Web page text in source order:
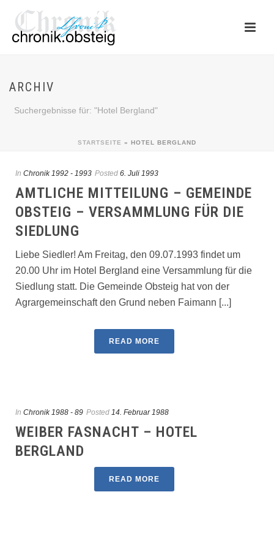
ARCHIV
Suchergebnisse für: "Hotel Bergland"
STARTSEITE » HOTEL BERGLAND
In Chronik 1992 - 1993 Posted 6. Juli 1993
AMTLICHE MITTEILUNG – GEMEINDE
OBSTEIG – VERSAMMLUNG FÜR DIE
SIEDLUNG
Liebe Siedler! Am Freitag, den 09.07.1993 findet um
20.00 Uhr im Hotel Bergland eine Versammlung für die
Siedlung statt. Die Gemeinde Obsteig hat von der
Agrargemeinschaft den Grund neben Faimann [...]
READ MORE
In Chronik 1988 - 89 Posted 14. Februar 1988
WEIBER FASNACHT – HOTEL
BERGLAND
READ MORE